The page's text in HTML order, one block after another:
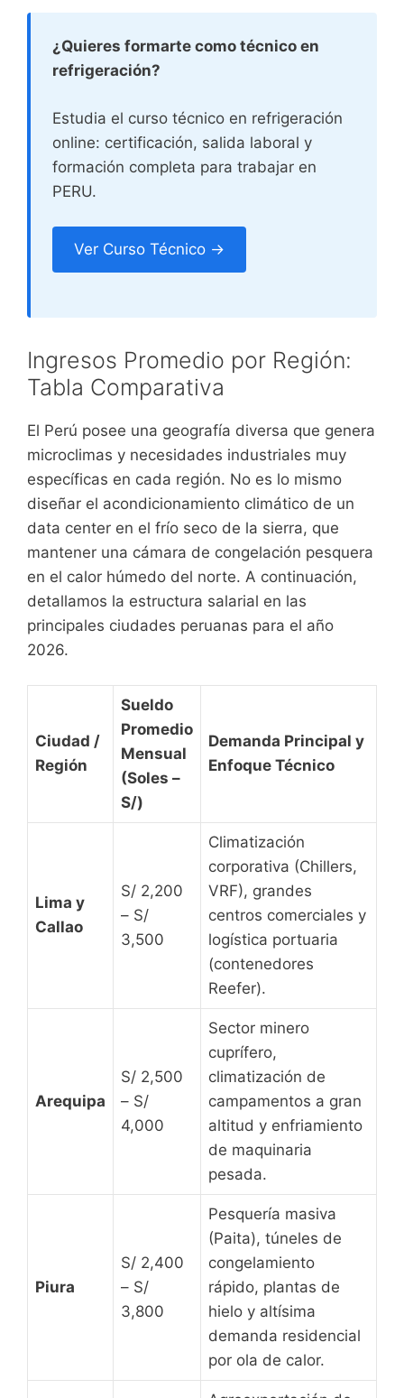
¿Quieres formarte como técnico en
refrigeración?
Estudia el curso técnico en refrigeración
online: certificación, salida laboral y
formación completa para trabajar en
PERU.
Ver Curso Técnico →
Ingresos Promedio por Región:
Tabla Comparativa
El Perú posee una geografía diversa que genera
microclimas y necesidades industriales muy
específicas en cada región. No es lo mismo
diseñar el acondicionamiento climático de un
data center en el frío seco de la sierra, que
mantener una cámara de congelación pesquera
en el calor húmedo del norte. A continuación,
detallamos la estructura salarial en las
principales ciudades peruanas para el año
2026.
Ciudad /
Región
Sueldo
Promedio
Mensual
(Soles –
S/)
Demanda Principal y
Enfoque Técnico
Lima y
Callao
S/ 2,200
– S/
3,500
Climatización
corporativa (Chillers,
VRF), grandes
centros comerciales y
logística portuaria
(contenedores
Reefer).
Arequipa
S/ 2,500
– S/
4,000
Sector minero
cuprífero,
climatización de
campamentos a gran
altitud y enfriamiento
de maquinaria
pesada.
Piura
S/ 2,400
– S/
3,800
Pesquería masiva
(Paita), túneles de
congelamiento
rápido, plantas de
hielo y altísima
demanda residencial
por ola de calor.